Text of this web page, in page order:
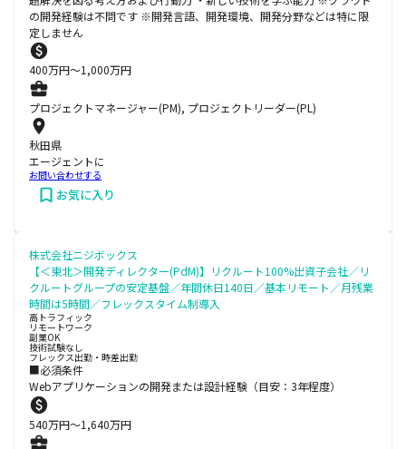
の開発経験は不問です ※開発言語、開発環境、開発分野などは特に限
定しません
400万円〜1,000万円
プロジェクトマネージャー(PM), プロジェクトリーダー(PL)
秋田県
エージェントに
お問い合わせする
お気に入り
株式会社ニジボックス
【＜東北＞開発ディレクター(PdM)】リクルート100%出資子会社／リ
クルートグループの安定基盤／年間休日140日／基本リモート／月残業
時間は5時間／フレックスタイム制導入
高トラフィック
リモートワーク
副業OK
技術試験なし
フレックス出勤・時差出勤
■必須条件
Webアプリケーションの開発または設計経験（目安：3年程度）
540万円〜1,640万円